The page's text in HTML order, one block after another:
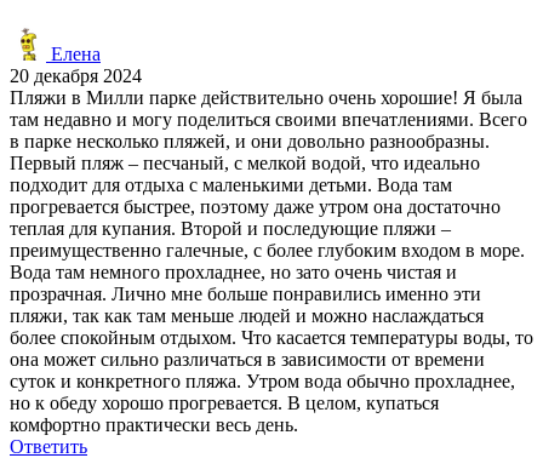
Елена
20 декабря 2024
Пляжи в Милли парке действительно очень хорошие! Я была
там недавно и могу поделиться своими впечатлениями. Всего
в парке несколько пляжей, и они довольно разнообразны.
Первый пляж – песчаный, с мелкой водой, что идеально
подходит для отдыха с маленькими детьми. Вода там
прогревается быстрее, поэтому даже утром она достаточно
теплая для купания. Второй и последующие пляжи –
преимущественно галечные, с более глубоким входом в море.
Вода там немного прохладнее, но зато очень чистая и
прозрачная. Лично мне больше понравились именно эти
пляжи, так как там меньше людей и можно наслаждаться
более спокойным отдыхом. Что касается температуры воды, то
она может сильно различаться в зависимости от времени
суток и конкретного пляжа. Утром вода обычно прохладнее,
но к обеду хорошо прогревается. В целом, купаться
комфортно практически весь день.
Ответить